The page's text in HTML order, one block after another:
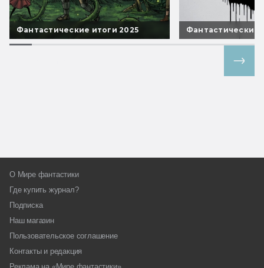
Фантастические итоги 2025 Фантастические
О Мире фантастики
Где купить журнал?
Подписка
Наш магазин
Пользовательское соглашение
Контакты и редакция